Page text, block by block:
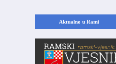
Aktualno u Rami
U RAMI: Kopajući temelje kuće, pronašao vrijedne